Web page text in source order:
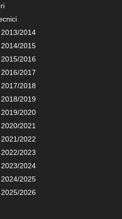
2014
2015
2016
2017
2018
2019
2020
2021
2022
2023
2024
2025
2026